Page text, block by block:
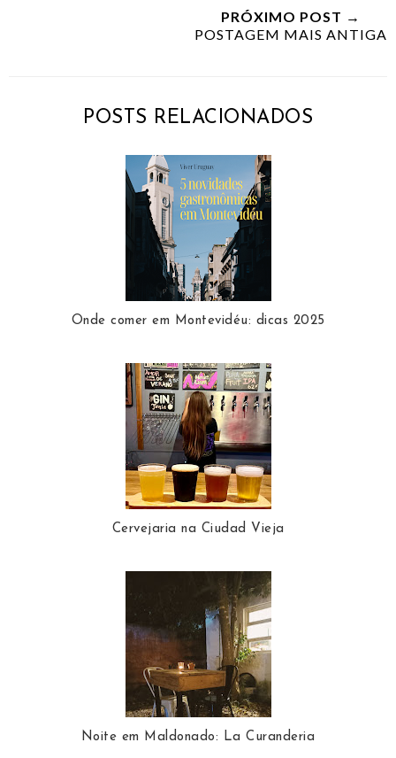
PRÓXIMO POST →
POSTAGEM MAIS ANTIGA
POSTS RELACIONADOS
Onde comer em Montevidéu: dicas 2025
Cervejaria na Ciudad Vieja
Noite em Maldonado: La Curanderia